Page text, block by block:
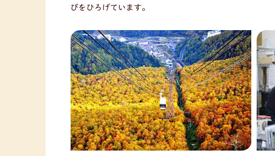
びをひろげています。